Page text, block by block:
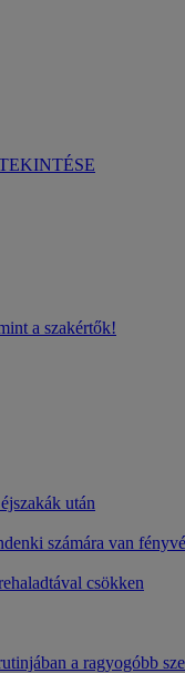
a szakértők!
után
számára van
csökken
a ragyogóbb